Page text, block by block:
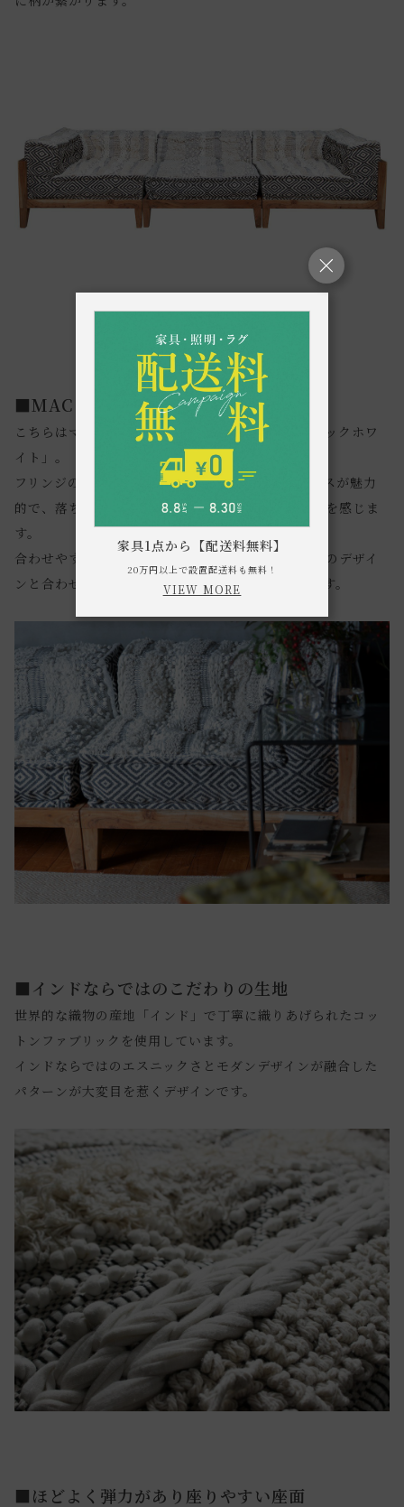
■MAC WH（マックホワイト）
こちらはマクラメの編みがアクセントとなった「マックホワ
イト」。
フリンジの毛先をはじめ凹凸のあるデザインバランスが魅力
的で、落ち着いたトーンながら、目を惹く華やかさを感じま
す。
合わせやすいカラーのため、同じ柄はもちろん、他のデザイ
ンと合わせてもコーディネートしやすいアイテムです。
■インドならではのこだわりの生地
世界的な織物の産地「インド」で丁寧に織りあげられたコッ
トンファブリックを使用しています。
インドならではのエスニックさとモダンデザインが融合した
パターンが大変目を惹くデザインです。
■ほどよく弾力があり座りやすい座面
家具1点から【配送料無料】
20万円以上で設置配送料も無料！
VIEW MORE